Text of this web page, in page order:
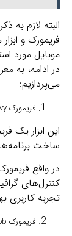
البته لازم به
فریمورک و
موبایل مورد
در ادامه، به
می‌پردازیم:
فریمورک Kivy
این ابزار یک
ساخت
کنترل‌های
تجربه کاربری
فریمورک PyMob